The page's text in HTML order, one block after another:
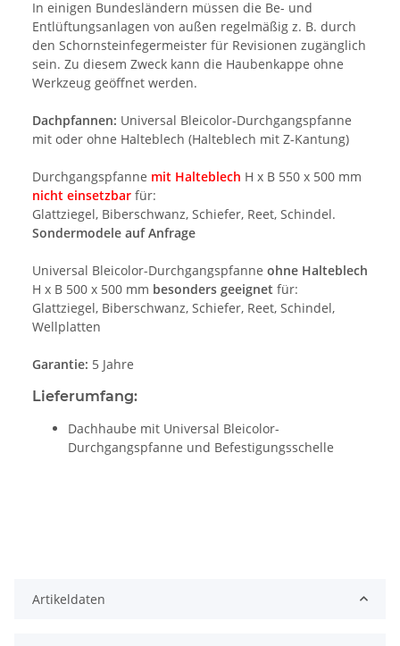
In einigen Bundesländern müssen die Be- und
Entlüftungsanlagen von außen regelmäßig z. B. durch
den Schornsteinfegermeister für Revisionen zugänglich
sein. Zu diesem Zweck kann die Haubenkappe ohne
Werkzeug geöffnet werden.
Dachpfannen: Universal Bleicolor-Durchgangspfanne
mit oder ohne Halteblech (Halteblech mit Z-Kantung)
Durchgangspfanne mit Halteblech H x B 550 x 500 mm
nicht einsetzbar für:
Glattziegel, Biberschwanz, Schiefer, Reet, Schindel.
Sondermodele auf Anfrage
Universal Bleicolor-Durchgangspfanne ohne Halteblech
H x B 500 x 500 mm besonders geeignet für:
Glattziegel, Biberschwanz, Schiefer, Reet, Schindel,
Wellplatten
Garantie: 5 Jahre
Lieferumfang:
Dachhaube mit Universal Bleicolor-
Durchgangspfanne und Befestigungsschelle
Artikeldaten